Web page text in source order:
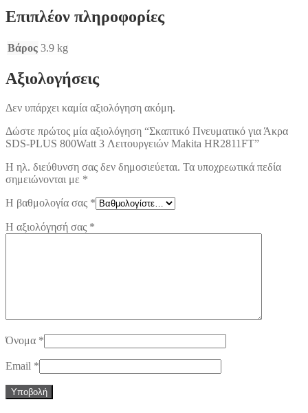
Επιπλέον πληροφορίες
Βάρος 3.9 kg
Αξιολογήσεις
Δεν υπάρχει καμία αξιολόγηση ακόμη.
Δώστε πρώτος μία αξιολόγηση “Σκαπτικό Πνευματικό για Άκρα
SDS-PLUS 800Watt 3 Λειτουργειών Makita HR2811FT”
Η ηλ. διεύθυνση σας δεν δημοσιεύεται. Τα υποχρεωτικά πεδία
σημειώνονται με *
Η βαθμολογία σας *
Η αξιολόγησή σας *
Όνομα *
Email *